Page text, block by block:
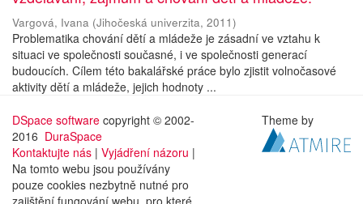
Vargová, Ivana (Jihočeská univerzita, 2011)
Problematika chování dětí a mládeže je zásadní ve vztahu k
situaci ve společnosti současné, i ve společnosti generací
budoucích. Cílem této bakalářské práce bylo zjistit volnočasové
aktivity dětí a mládeže, jejich hodnoty ...
DSpace software copyright © 2002-
2016 DuraSpace
Kontaktujte nás | Vyjádření názoru |
Na tomto webu jsou používány
pouze cookies nezbytně nutné pro
zajištění fungování webu, pro které
Theme by